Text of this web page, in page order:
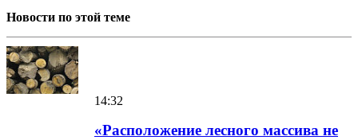
Новости по этой теме
14:32
«Расположение лесного массива не